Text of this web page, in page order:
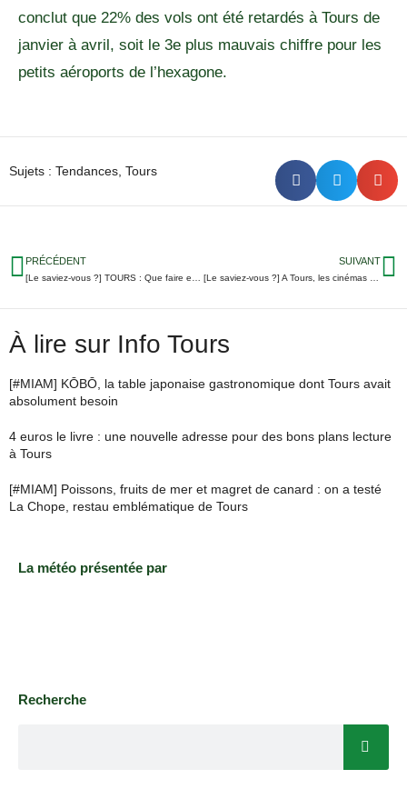
conclut que 22% des vols ont été retardés à Tours de
janvier à avril, soit le 3e plus mauvais chiffre pour les
petits aéroports de l’hexagone.
Sujets : Tendances Tours
PRÉCÉDENT SUIVANT
À lire sur Info Tours
[#MIAM] KŌBŌ, la table japonaise gastronomique dont Tours avait
absolument besoin
4 euros le livre : une nouvelle adresse pour des bons plans lecture
à Tours
[#MIAM] Poissons, fruits de mer et magret de canard : on a testé
La Chope, restau emblématique de Tours
La météo présentée par
Recherche